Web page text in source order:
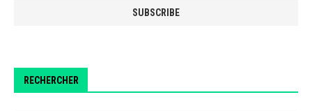
RECHERCHER